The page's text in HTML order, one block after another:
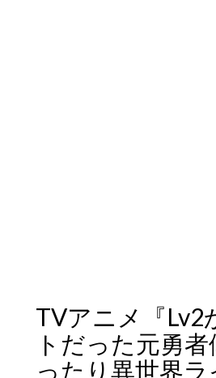
TVアニメ『Lv2
トだった元勇者
ったり異世界